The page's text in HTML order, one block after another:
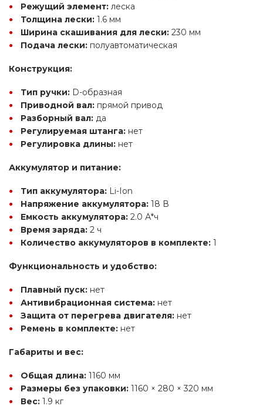
Режущий элемент: леска
Толщина лески: 1.6 мм
Ширина скашивания для лески: 230 мм
Подача лески: полуавтоматическая
Конструкция:
Тип ручки: D-образная
Приводной вал: прямой привод
Разборный вал: да
Регулируемая штанга: нет
Регулировка длины: нет
Аккумулятор и питание:
Тип аккумулятора: Li-Ion
Напряжение аккумулятора: 18 В
Емкость аккумулятора: 2.0 А*ч
Время заряда: 2 ч
Количество аккумуляторов в комплекте: 1
Функциональность и удобство:
Плавный пуск: нет
Антивибрационная система: нет
Защита от перегрева двигателя: нет
Ремень в комплекте: нет
Габариты и вес:
Общая длина: 1160 мм
Размеры без упаковки: 1160 × 280 × 320 мм
Вес: 1.9 кг